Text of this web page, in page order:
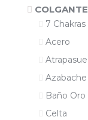
7 Chakras
Acero
Azabache
Baño Oro
Celta